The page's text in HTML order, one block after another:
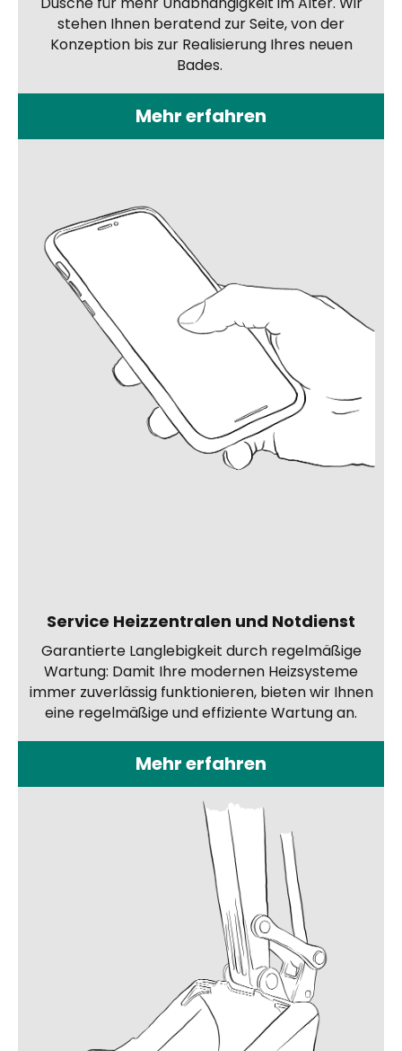
stehen Ihnen beratend zur Seite, von der
Konzeption bis zur Realisierung Ihres neuen
Bades.
Mehr erfahren
Service Heizzentralen und Notdienst
Garantierte Langlebigkeit durch regelmäßige
Wartung: Damit Ihre modernen Heizsysteme
immer zuverlässig funktionieren, bieten wir Ihnen
eine regelmäßige und effiziente Wartung an.
Mehr erfahren